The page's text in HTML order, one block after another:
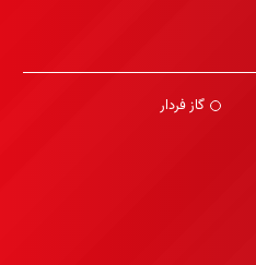
گاز فردار